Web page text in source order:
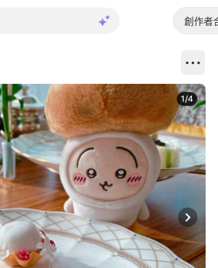
創作者
Next
1/4